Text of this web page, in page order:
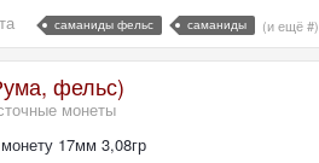
саманиды фельс саманиды (и ещё #)
фельс)
монеты
17мм 3,08гр